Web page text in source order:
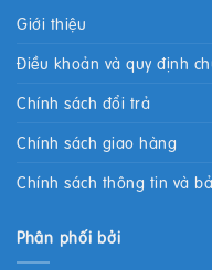
Giới thiệu
Điều khoản và quy định
Chính sách đổi trả
Chính sách giao hàng
Chính sách thông tin và
Phân phối bởi